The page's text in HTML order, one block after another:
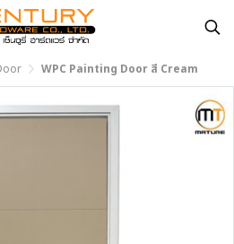
WPC Painting Door สี Cream